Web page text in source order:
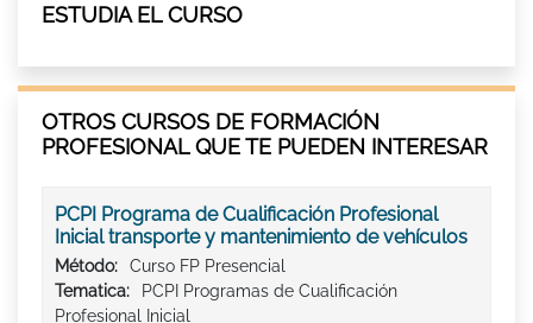
ESTUDIA EL CURSO
OTROS CURSOS DE FORMACIÓN
PROFESIONAL QUE TE PUEDEN INTERESAR
PCPI Programa de Cualificación Profesional
Inicial transporte y mantenimiento de vehículos
Método:
Curso FP Presencial
Tematica:
PCPI Programas de Cualificación
Profesional Inicial